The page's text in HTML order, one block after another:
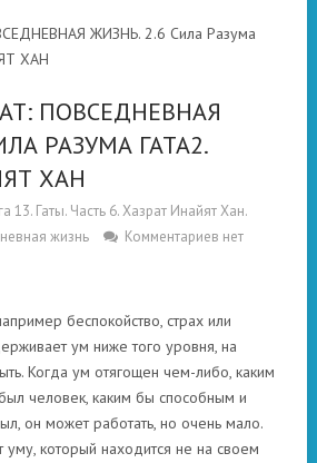
ЖИЗНЬ. 2.6 Сила Разума
ХАН
ПОВСЕДНЕВНАЯ
РАЗУМА ГАТА2.
ХАН
13. Гаты. Часть 6. Хазрат Инайят Хан.
жизнь
Комментариев нет
беспокойство, страх или
ум ниже того уровня, на
Когда ум отягощен чем-либо, каким
человек, каким бы способным и
он может работать, но очень мало.
который находится не на своем